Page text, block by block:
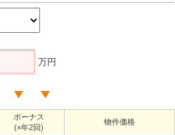
万円
ボーナス
(×年2回)
物件価格